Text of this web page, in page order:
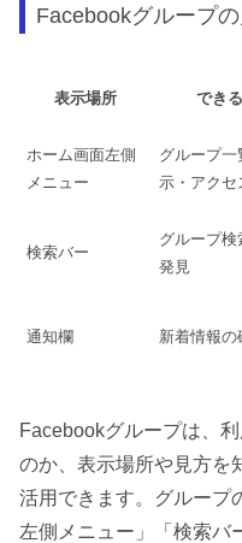
Facebookグループ
表示場所 でき
ホーム画面左側
メニュー
グループ一
示・アクセ
検索バー
グループ検
発見
通知欄 新着情報の
Facebookグループは、
のか、表示場所や見方を
活用できます。グループ
左側メニュー」「検索バ